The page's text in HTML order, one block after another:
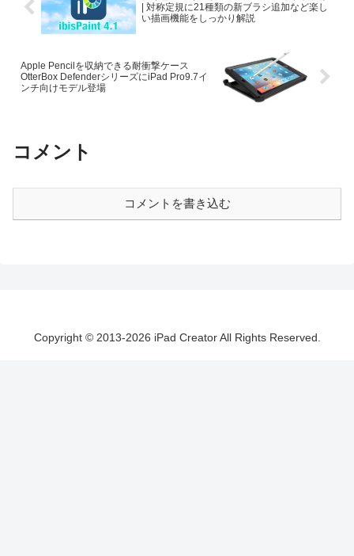
| 対称定規に21種類の新ブラシ追加など楽し
い描画機能をしっかり解説
Apple Pencilを収納できる耐衝撃ケース
OtterBox DefenderシリーズにiPad Pro9.7イ
ンチ向けモデル登場
コメント
コメントを書き込む
Copyright © 2013-2026 iPad Creator All Rights Reserved.